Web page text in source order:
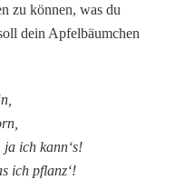
zu können, was du
dein Apfelbäumchen
ich kann‘s!
ich pflanz‘!